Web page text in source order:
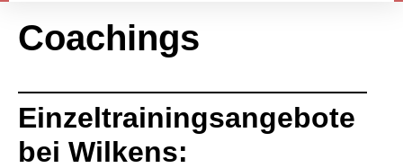
Coachings
Einzeltrainingsangebote
bei Wilkens: